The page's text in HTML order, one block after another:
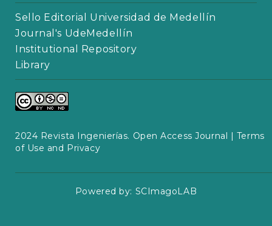
Sello Editorial Universidad de Medellín
Journal's UdeMedellín
Institutional Repository
Library
2024 Revista Ingenierías. Open Access Journal | Terms
of Use and Privacy
Powered by: SCImagoLAB